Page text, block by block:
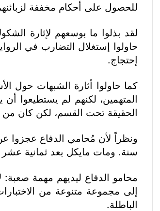
للحصول على أحكام مخففة
لقد بذلوا ما بوسعهم لإثارة
حاولوا إستغلال التضارب في
إحتجاج.
كما حاولوا أثارة الشبهات حول
المتهمين، لكنهم لم يستطيعوا
الحقيقة تحت القسم، لكن كان من
ونظراً لأن مُحامي الدفاع عجزوا
سنة. ومات مايكل بعد ثمانية عشر
محامو الدفاع ليديهم مهمة صعبة:
إلى مجموعة متنوعة من
الباطلة.